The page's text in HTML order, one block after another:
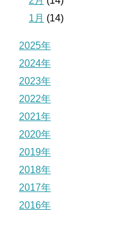
1月 (14)
2025年
2024年
2023年
2022年
2021年
2020年
2019年
2018年
2017年
2016年